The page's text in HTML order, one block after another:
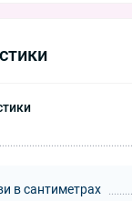
в сантиметрах